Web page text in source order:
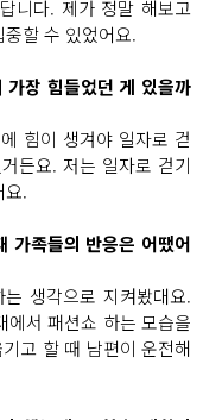
니다. 제가 정말 해보고
할 수 있었어요.
장 힘들었던 게 있을까
힘이 생겨야 일자로 걷
든요. 저는 일자로 걷기
요.
가족들의 반응은 어땠어
생각으로 지켜봤대요.
에서 패션쇼 하는 모습을
고 할 때 남편이 운전해